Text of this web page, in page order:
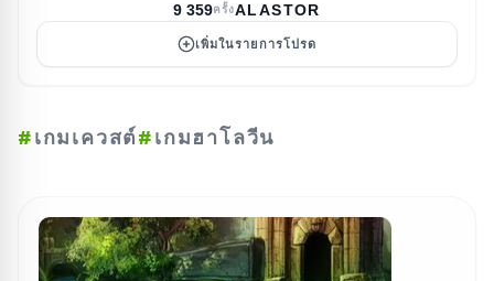
9 359ครั้งALASTOR
เพิ่มในรายการโปรด
#เกมเควสต์#เกมฮาโลวีน